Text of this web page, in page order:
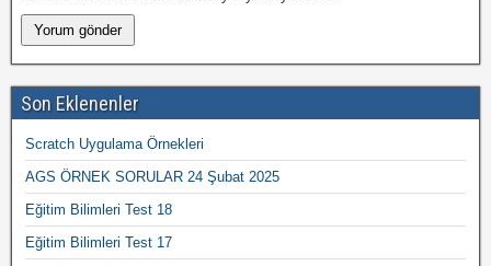
Son Eklenenler
Scratch Uygulama Örnekleri
AGS ÖRNEK SORULAR 24 Şubat 2025
Eğitim Bilimleri Test 18
Eğitim Bilimleri Test 17